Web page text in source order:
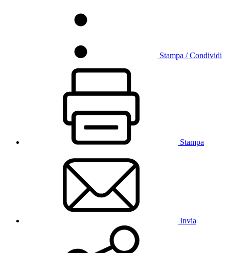
Stampa / Condividi
Stampa
Invia